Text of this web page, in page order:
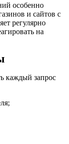
особенно
и сайтов с
регулярно
на
каждый запрос